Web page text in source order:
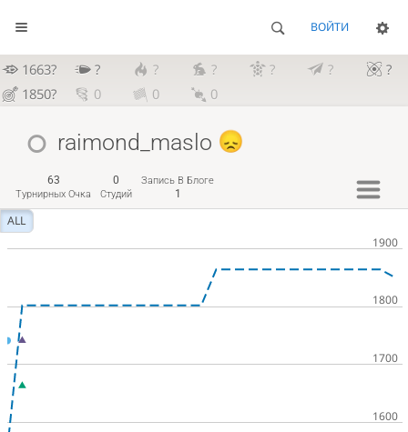
ВОЙТИ
1663? ? ? ? ? ?
?
1850?
0 0 0
raimond_maslo
63
Турнирных Очка
0
Студий
Запись В Блоге
1
ALL